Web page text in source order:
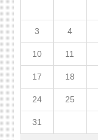
3 4
10 11
17 18
24 25
31